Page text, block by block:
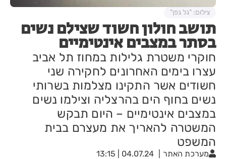
תושב חולון חשוד שצילם נשים
בסתר במצבים אינטימיים
חוקרי משטרת גלילות במחוז תל אביב
עצרו בימים האחרונים לחקירה שני
חשודים אשר התקינו מצלמות בשרותי
נשים בחוף הים בהרצליה וצילמו נשים
במצבים אינטימיים – היום תבקש
המשטרה להאריך את מעצרם בבית
המשפט
מערכת האתר 04.07.24 | 13:15
צילום: "גל גפן"